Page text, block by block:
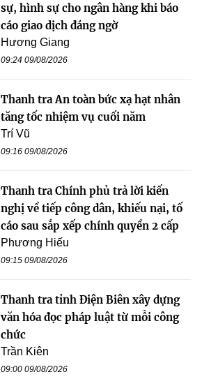
sự, hình sự cho ngân hàng khi báo
cáo giao dịch đáng ngờ
Hương Giang
09:24 09/08/2026
Thanh tra An toàn bức xạ hạt nhân
tăng tốc nhiệm vụ cuối năm
Trí Vũ
09:16 09/08/2026
Thanh tra Chính phủ trả lời kiến
nghị về tiếp công dân, khiếu nại, tố
cáo sau sắp xếp chính quyền 2 cấp
Phương Hiếu
09:15 09/08/2026
Thanh tra tỉnh Điện Biên xây dựng
văn hóa đọc pháp luật từ mỗi công
chức
Trần Kiên
09:00 09/08/2026